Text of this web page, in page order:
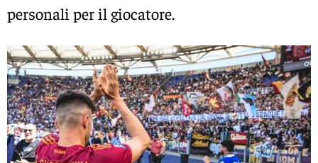
personali per il giocatore.